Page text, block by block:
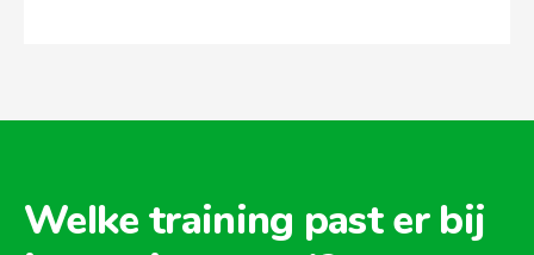
Welke training past er bij